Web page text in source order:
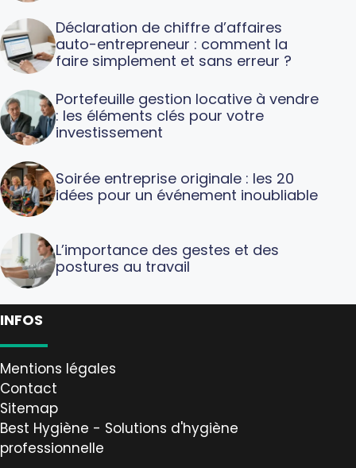
Déclaration de chiffre d’affaires
auto-entrepreneur : comment la
faire simplement et sans erreur ?
Portefeuille gestion locative à vendre
: les éléments clés pour votre
investissement
Soirée entreprise originale : les 20
idées pour un événement inoubliable
L’importance des gestes et des
postures au travail
INFOS
Mentions légales
Contact
Sitemap
Best Hygiène - Solutions d'hygiène
professionnelle